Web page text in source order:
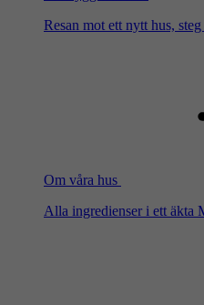
Resan mot ett nytt hus,
Om våra hus
Alla ingredienser i ett äkta